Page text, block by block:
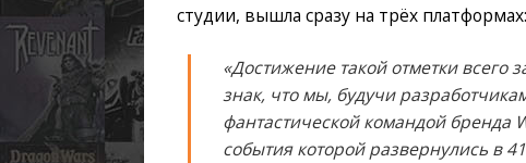
студии, вышла сразу на трёх
«Достижение такой отметки всего
знак, что мы, будучи
фантастической командой бренда
события которой развернулись в